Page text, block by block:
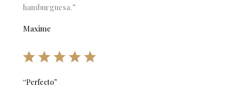
hamburguesa.”
Maxime
“Perfecto”